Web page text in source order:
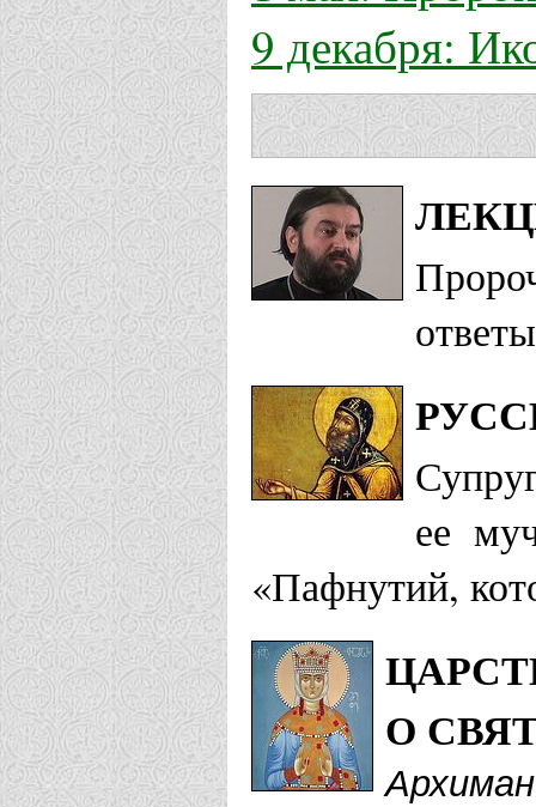
9 декабря:
ее
«Пафнутий,
О